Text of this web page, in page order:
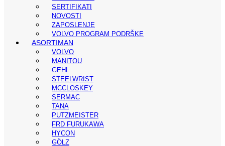
SERTIFIKATI
NOVOSTI
ZAPOSLENJE
VOLVO PROGRAM PODRŠKE
ASORTIMAN
VOLVO
MANITOU
GEHL
STEELWRIST
MCCLOSKEY
SERMAC
TANA
PUTZMEISTER
FRD FURUKAWA
HYCON
GÖLZ